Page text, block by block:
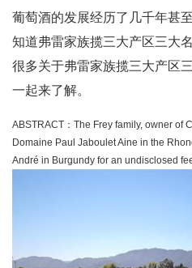
葡萄酒的发展经历了几千年甚
知道弗雷家族揽三大产区三大
很多关于弗雷家族揽三大产区
一起来了解。
ABSTRACT：The Frey family, owner of
Domaine Paul Jaboulet Aine in the
André in Burgundy for an undisclosed